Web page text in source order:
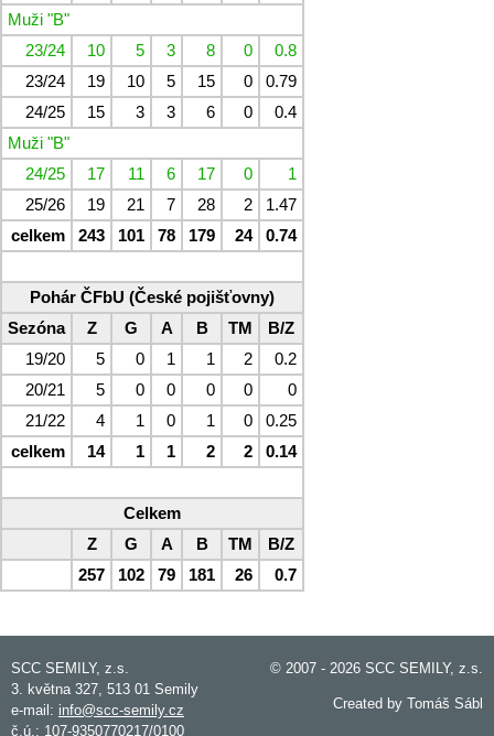
Muži "B"
23/24
10 5 3 8 0
0.8
23/24
19 10 5 15 0
0.79
24/25
15 3 3 6 0
0.4
Muži "B"
24/25
17 11 6 17 0
1
25/26
19 21 7 28 2
1.47
celkem
243 101 78 179 24 0.74
Pohár ČFbU (České pojišťovny)
Sezóna
Z G A B TM
B/Z
19/20
5 0 1 1 2
0.2
20/21
5 0 0 0 0
0
21/22
4 1 0 1 0
0.25
celkem
14 1 1 2 2 0.14
Celkem
Z
G A B TM
B/Z
257
102 79 181 26 0.7
SCC SEMILY, z.s.
3. května 327, 513 01 Semily
e-mail: info@scc-semily.cz
č.ú.: 107-9350770217/0100
© 2007 - 2026 SCC SEMILY, z.s.
Created by Tomáš Sábl